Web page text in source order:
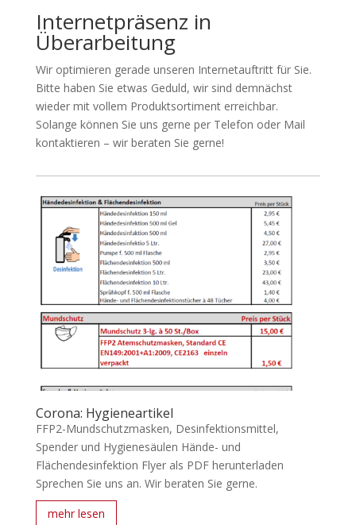
Internetpräsenz in
Überarbeitung
Wir optimieren gerade unseren Internetauftritt für Sie.
Bitte haben Sie etwas Geduld, wir sind demnächst
wieder mit vollem Produktsortiment erreichbar.
Solange können Sie uns gerne per Telefon oder Mail
kontaktieren – wir beraten Sie gerne!
Corona: Hygieneartikel
FFP2-Mundschutzmasken, Desinfektionsmittel,
Spender und Hygienesäulen Hände- und
Flächendesinfektion Flyer als PDF herunterladen
Sprechen Sie uns an. Wir beraten Sie gerne.
mehr lesen